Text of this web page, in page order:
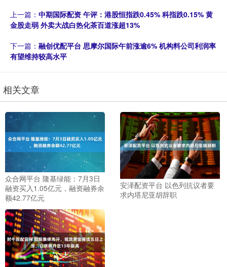
上一篇： 中期国际配资 午评：港股恒指跌0.45% 科指跌0.15% 黄
金股走弱 外卖大战白热化茶百道涨超13%
下一篇： 融创优配平台 思摩尔国际午前涨逾6% 机构料公司利润率
有望维持较高水平
相关文章
众合网平台 隆基绿能：7月3日
融资买入1.05亿元，融资融券余
额42.77亿元
安泽配资平台 以色列抗议者要
求内塔尼亚胡辞职